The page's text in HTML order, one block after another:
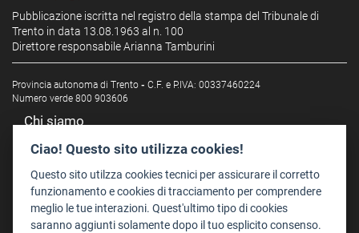
Pubblicazione iscritta nel registro della stampa del Tribunale di
Trento in data 13.08.1963 al n. 100
Direttore responsabile Arianna Tamburini
Provincia autonoma di Trento - C.F. e P.IVA: 00337460224
Numero verde 800 903606
Chi siamo
Redazione
Staff
Format - Centro Audiovisivi
Trentino Film Commission
Ciao! Questo sito utilizza cookies!
Questo sito utilzza cookies tecnici per assicurare il corretto
funzionamento e cookies di tracciamento per comprendere
meglio le tue interazioni. Quest'ultimo tipo di cookies
saranno aggiunti solamente dopo il tuo esplicito consenso.